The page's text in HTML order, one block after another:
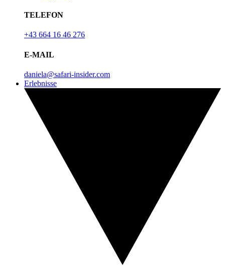
TELEFON
+43 664 16 46 276
E-MAIL
daniela@safari-insider.com
Erlebnisse